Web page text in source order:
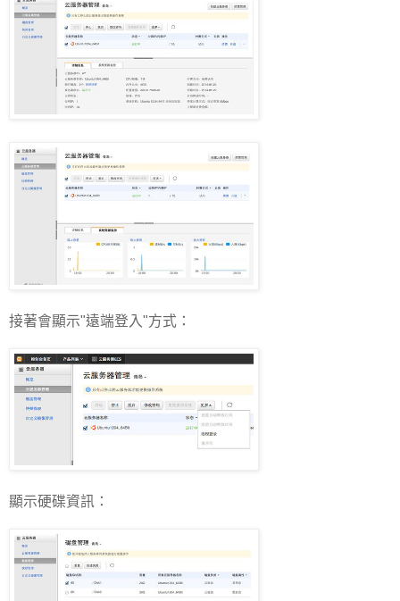
接著會顯示"遠端登入"方式：
顯示硬碟資訊：